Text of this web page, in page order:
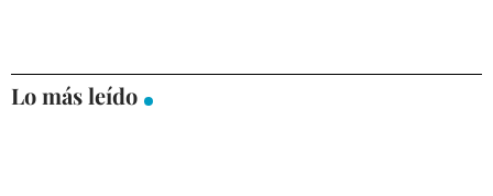
Lo más leído